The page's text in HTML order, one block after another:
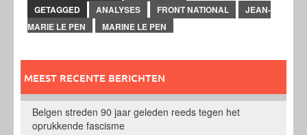
GETAGGED
ANALYSES FRONT NATIONAL
JEAN-
MARIE LE PEN
MARINE LE PEN
MEEST RECENTE BERICHTEN
Belgen streden 90 jaar geleden reeds tegen het
oprukkende fascisme